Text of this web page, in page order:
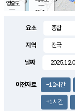
영흥도
35.3
요소
지역
날짜
이전자료 -12시간
+1시간